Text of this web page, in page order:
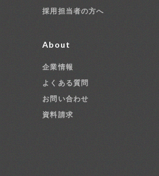
採用担当者の方へ
About
企業情報
よくある質問
お問い合わせ
資料請求